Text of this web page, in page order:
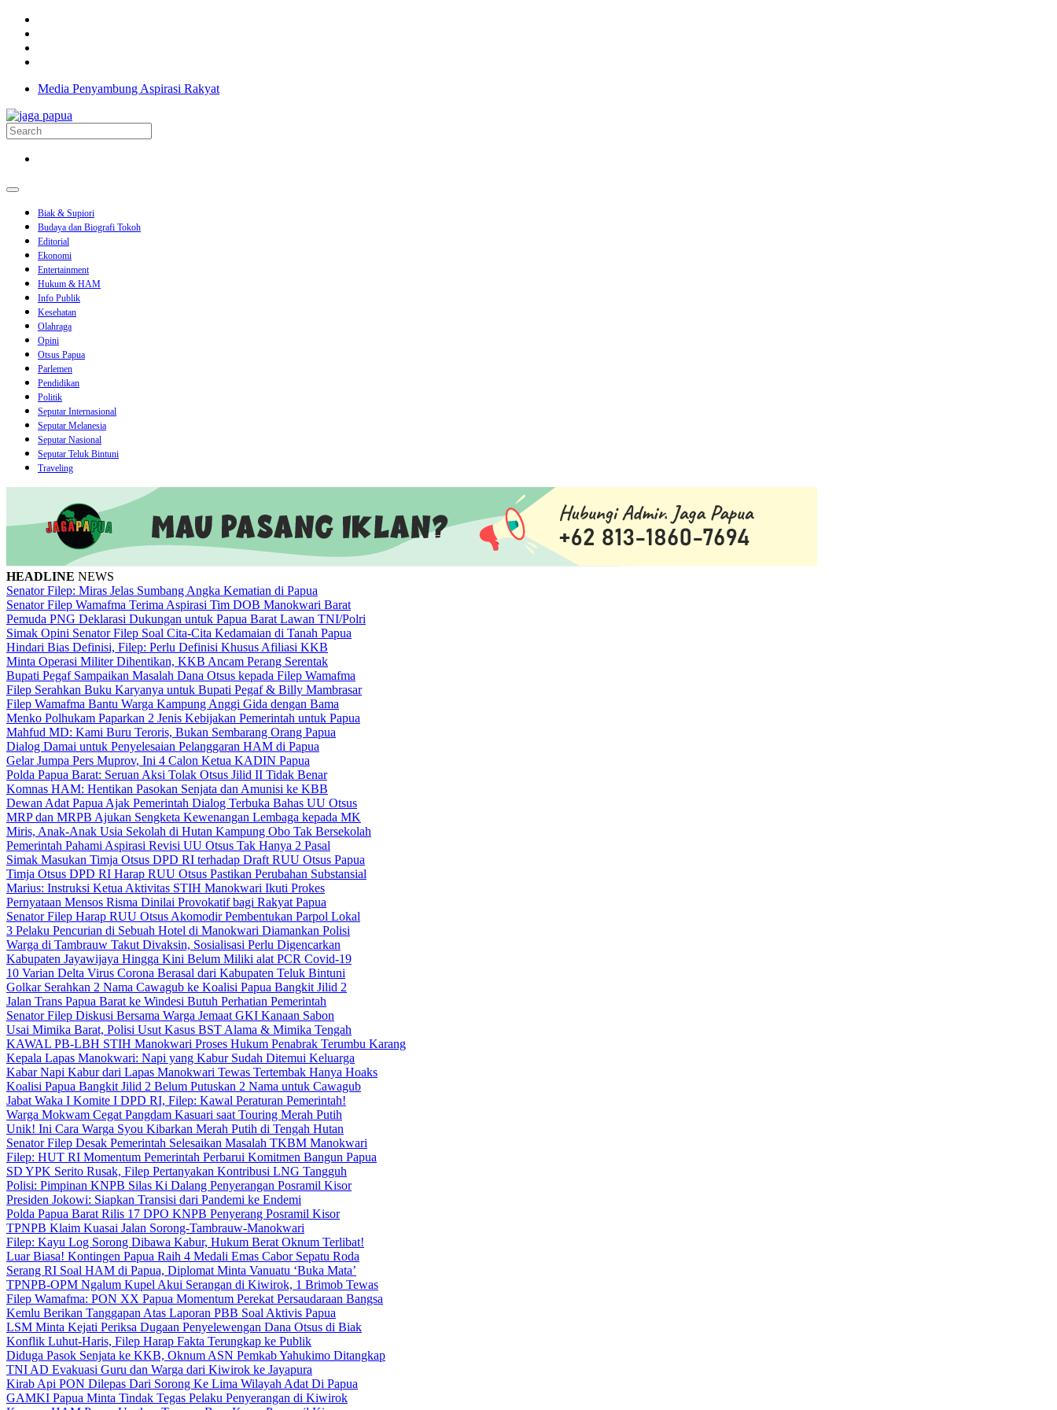
Media Penyambung Aspirasi Rakyat
Biak & Supiori
Budaya dan Biografi Tokoh
Editorial
Ekonomi
Entertainment
Hukum & HAM
Info Publik
Kesehatan
Olahraga
Opini
Otsus Papua
Parlemen
Pendidikan
Politik
Seputar Internasional
Seputar Melanesia
Seputar Nasional
Seputar Teluk Bintuni
Traveling
HEADLINE NEWS
Senator Filep: Miras Jelas Sumbang Angka Kematian di Papua
Senator Filep Wamafma Terima Aspirasi Tim DOB Manokwari Barat
Pemuda PNG Deklarasi Dukungan untuk Papua Barat Lawan TNI/Polri
Simak Opini Senator Filep Soal Cita-Cita Kedamaian di Tanah Papua
Hindari Bias Definisi, Filep: Perlu Definisi Khusus Afiliasi KKB
Minta Operasi Militer Dihentikan, KKB Ancam Perang Serentak
Bupati Pegaf Sampaikan Masalah Dana Otsus kepada Filep Wamafma
Filep Serahkan Buku Karyanya untuk Bupati Pegaf & Billy Mambrasar
Filep Wamafma Bantu Warga Kampung Anggi Gida dengan Bama
Menko Polhukam Paparkan 2 Jenis Kebijakan Pemerintah untuk Papua
Mahfud MD: Kami Buru Teroris, Bukan Sembarang Orang Papua
Dialog Damai untuk Penyelesaian Pelanggaran HAM di Papua
Gelar Jumpa Pers Muprov, Ini 4 Calon Ketua KADIN Papua
Polda Papua Barat: Seruan Aksi Tolak Otsus Jilid II Tidak Benar
Komnas HAM: Hentikan Pasokan Senjata dan Amunisi ke KBB
Dewan Adat Papua Ajak Pemerintah Dialog Terbuka Bahas UU Otsus
MRP dan MRPB Ajukan Sengketa Kewenangan Lembaga kepada MK
Miris, Anak-Anak Usia Sekolah di Hutan Kampung Obo Tak Bersekolah
Pemerintah Pahami Aspirasi Revisi UU Otsus Tak Hanya 2 Pasal
Simak Masukan Timja Otsus DPD RI terhadap Draft RUU Otsus Papua
Timja Otsus DPD RI Harap RUU Otsus Pastikan Perubahan Substansial
Marius: Instruksi Ketua Aktivitas STIH Manokwari Ikuti Prokes
Pernyataan Mensos Risma Dinilai Provokatif bagi Rakyat Papua
Senator Filep Harap RUU Otsus Akomodir Pembentukan Parpol Lokal
3 Pelaku Pencurian di Sebuah Hotel di Manokwari Diamankan Polisi
Warga di Tambrauw Takut Divaksin, Sosialisasi Perlu Digencarkan
Kabupaten Jayawijaya Hingga Kini Belum Miliki alat PCR Covid-19
10 Varian Delta Virus Corona Berasal dari Kabupaten Teluk Bintuni
Golkar Serahkan 2 Nama Cawagub ke Koalisi Papua Bangkit Jilid 2
Jalan Trans Papua Barat ke Windesi Butuh Perhatian Pemerintah
Senator Filep Diskusi Bersama Warga Jemaat GKI Kanaan Sabon
Usai Mimika Barat, Polisi Usut Kasus BST Alama & Mimika Tengah
KAWAL PB-LBH STIH Manokwari Proses Hukum Penabrak Terumbu Karang
Kepala Lapas Manokwari: Napi yang Kabur Sudah Ditemui Keluarga
Kabar Napi Kabur dari Lapas Manokwari Tewas Tertembak Hanya Hoaks
Koalisi Papua Bangkit Jilid 2 Belum Putuskan 2 Nama untuk Cawagub
Jabat Waka I Komite I DPD RI, Filep: Kawal Peraturan Pemerintah!
Warga Mokwam Cegat Pangdam Kasuari saat Touring Merah Putih
Unik! Ini Cara Warga Syou Kibarkan Merah Putih di Tengah Hutan
Senator Filep Desak Pemerintah Selesaikan Masalah TKBM Manokwari
Filep: HUT RI Momentum Pemerintah Perbarui Komitmen Bangun Papua
SD YPK Serito Rusak, Filep Pertanyakan Kontribusi LNG Tangguh
Polisi: Pimpinan KNPB Silas Ki Dalang Penyerangan Posramil Kisor
Presiden Jokowi: Siapkan Transisi dari Pandemi ke Endemi
Polda Papua Barat Rilis 17 DPO KNPB Penyerang Posramil Kisor
TPNPB Klaim Kuasai Jalan Sorong-Tambrauw-Manokwari
Filep: Kayu Log Sorong Dibawa Kabur, Hukum Berat Oknum Terlibat!
Luar Biasa! Kontingen Papua Raih 4 Medali Emas Cabor Sepatu Roda
Serang RI Soal HAM di Papua, Diplomat Minta Vanuatu ‘Buka Mata’
TPNPB-OPM Ngalum Kupel Akui Serangan di Kiwirok, 1 Brimob Tewas
Filep Wamafma: PON XX Papua Momentum Perekat Persaudaraan Bangsa
Kemlu Berikan Tanggapan Atas Laporan PBB Soal Aktivis Papua
LSM Minta Kejati Periksa Dugaan Penyelewengan Dana Otsus di Biak
Konflik Luhut-Haris, Filep Harap Fakta Terungkap ke Publik
Diduga Pasok Senjata ke KKB, Oknum ASN Pemkab Yahukimo Ditangkap
TNI AD Evakuasi Guru dan Warga dari Kiwirok ke Jayapura
Kirab Api PON Dilepas Dari Sorong Ke Lima Wilayah Adat Di Papua
GAMKI Papua Minta Tindak Tegas Pelaku Penyerangan di Kiwirok